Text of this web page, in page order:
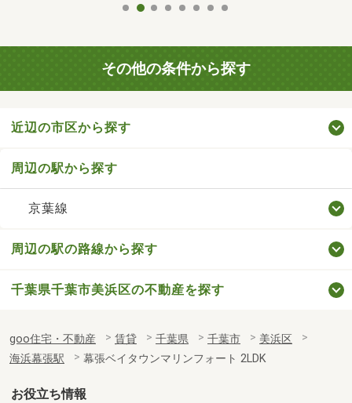
その他の条件から探す
近辺の市区から探す
周辺の駅から探す
京葉線
周辺の駅の路線から探す
千葉県千葉市美浜区の不動産を探す
goo住宅・不動産 賃貸 千葉県 千葉市
美浜区
海浜幕張駅
幕張ベイタウンマリンフォート 2LDK
お役立ち情報